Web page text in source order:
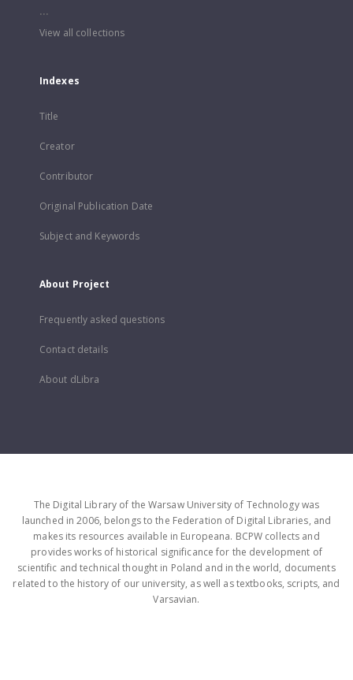
...
View all collections
Indexes
Title
Creator
Contributor
Original Publication Date
Subject and Keywords
About Project
Frequently asked questions
Contact details
About dLibra
The Digital Library of the Warsaw University of Technology was
launched in 2006, belongs to the Federation of Digital Libraries, and
makes its resources available in Europeana. BCPW collects and
provides works of historical significance for the development of
scientific and technical thought in Poland and in the world, documents
related to the history of our university, as well as textbooks, scripts, and
Varsavian.